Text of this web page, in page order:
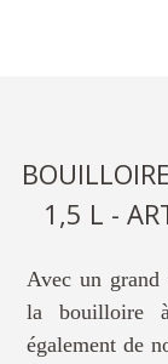
1,5 L -
Avec un
la bouilloire
également de